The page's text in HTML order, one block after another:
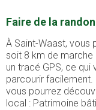
Faire de la
À Saint-Waast, vous
soit 8 km de marche
un tracé GPS, ce
parcourir
vous pourrez
local : Patrimoine